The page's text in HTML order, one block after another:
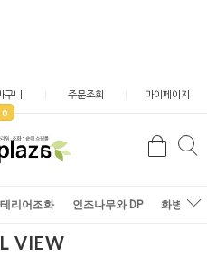
구니
0
주문조회 마이페이지
검
리어조화 인조나무와 DP 화병/화
VIEW